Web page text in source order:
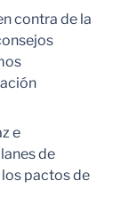
contra de la
e
de
pactos de